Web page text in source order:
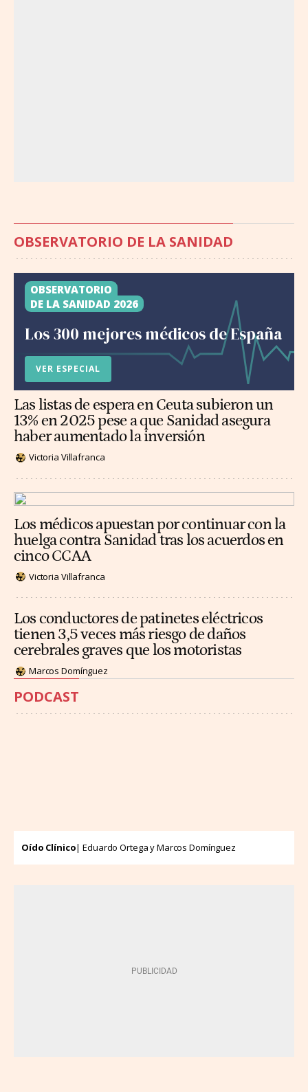
OBSERVATORIO DE LA SANIDAD
OBSERVATORIO
DE LA SANIDAD 2026
Los 300 mejores médicos de España
VER ESPECIAL
Las listas de espera en Ceuta subieron un
13% en 2025 pese a que Sanidad asegura
haber aumentado la inversión
Victoria Villafranca
Los médicos apuestan por continuar con la
huelga contra Sanidad tras los acuerdos en
cinco CCAA
Victoria Villafranca
Los conductores de patinetes eléctricos
tienen 3,5 veces más riesgo de daños
cerebrales graves que los motoristas
Marcos Domínguez
PODCAST
Oído Clínico| Eduardo Ortega y Marcos Domínguez